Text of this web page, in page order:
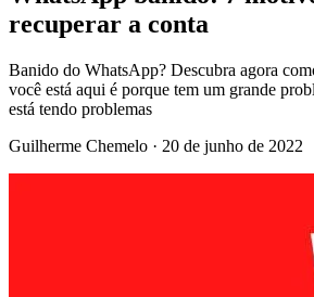
recuperar a conta
Banido do WhatsApp? Descubra agora
você está aqui é porque tem um grande
está tendo problemas
Guilherme Chemelo · 20 de junho de 2022